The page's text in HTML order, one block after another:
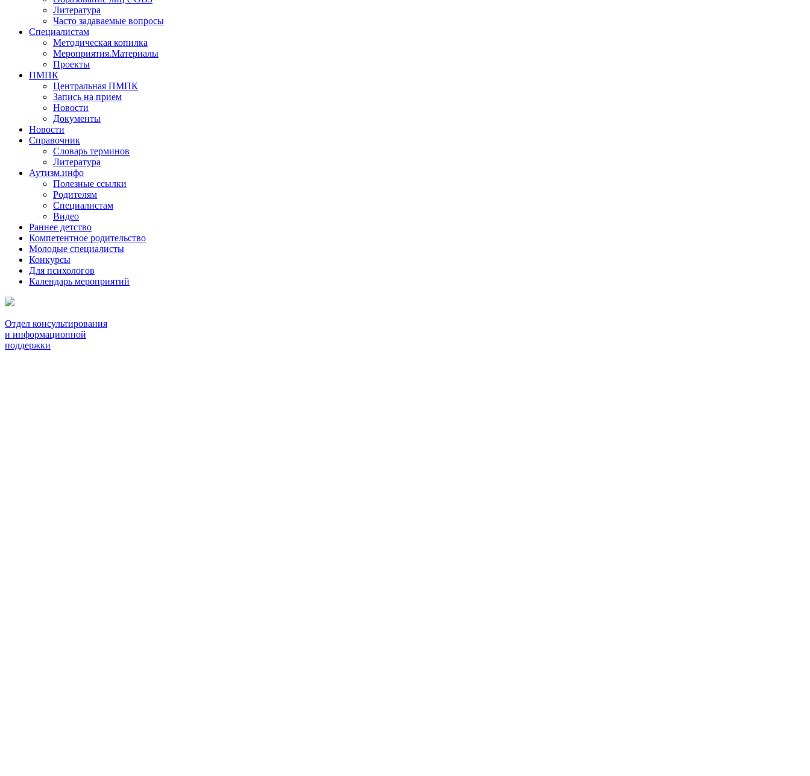
Литература
Часто задаваемые вопросы
Специалистам
Методическая копилка
Мероприятия.Материалы
Проекты
ПМПК
Центральная ПМПК
Запись на прием
Новости
Документы
Новости
Справочник
Словарь терминов
Литература
Аутизм.инфо
Полезные ссылки
Родителям
Специалистам
Видео
Раннее детство
Компетентное родительство
Молодые специалисты
Конкурсы
Для психологов
Календарь мероприятий
Отдел консультирования
и информационной
поддержки